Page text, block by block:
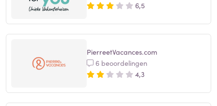
6,5
PierreetVacances.com
6 beoordelingen
4,3